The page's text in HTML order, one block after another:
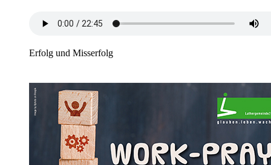
Erfolg und Misserfolg